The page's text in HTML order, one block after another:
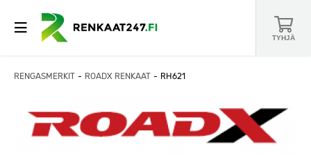
TYHJÄ
RENGASMERKIT ROADX RENKAAT RH621